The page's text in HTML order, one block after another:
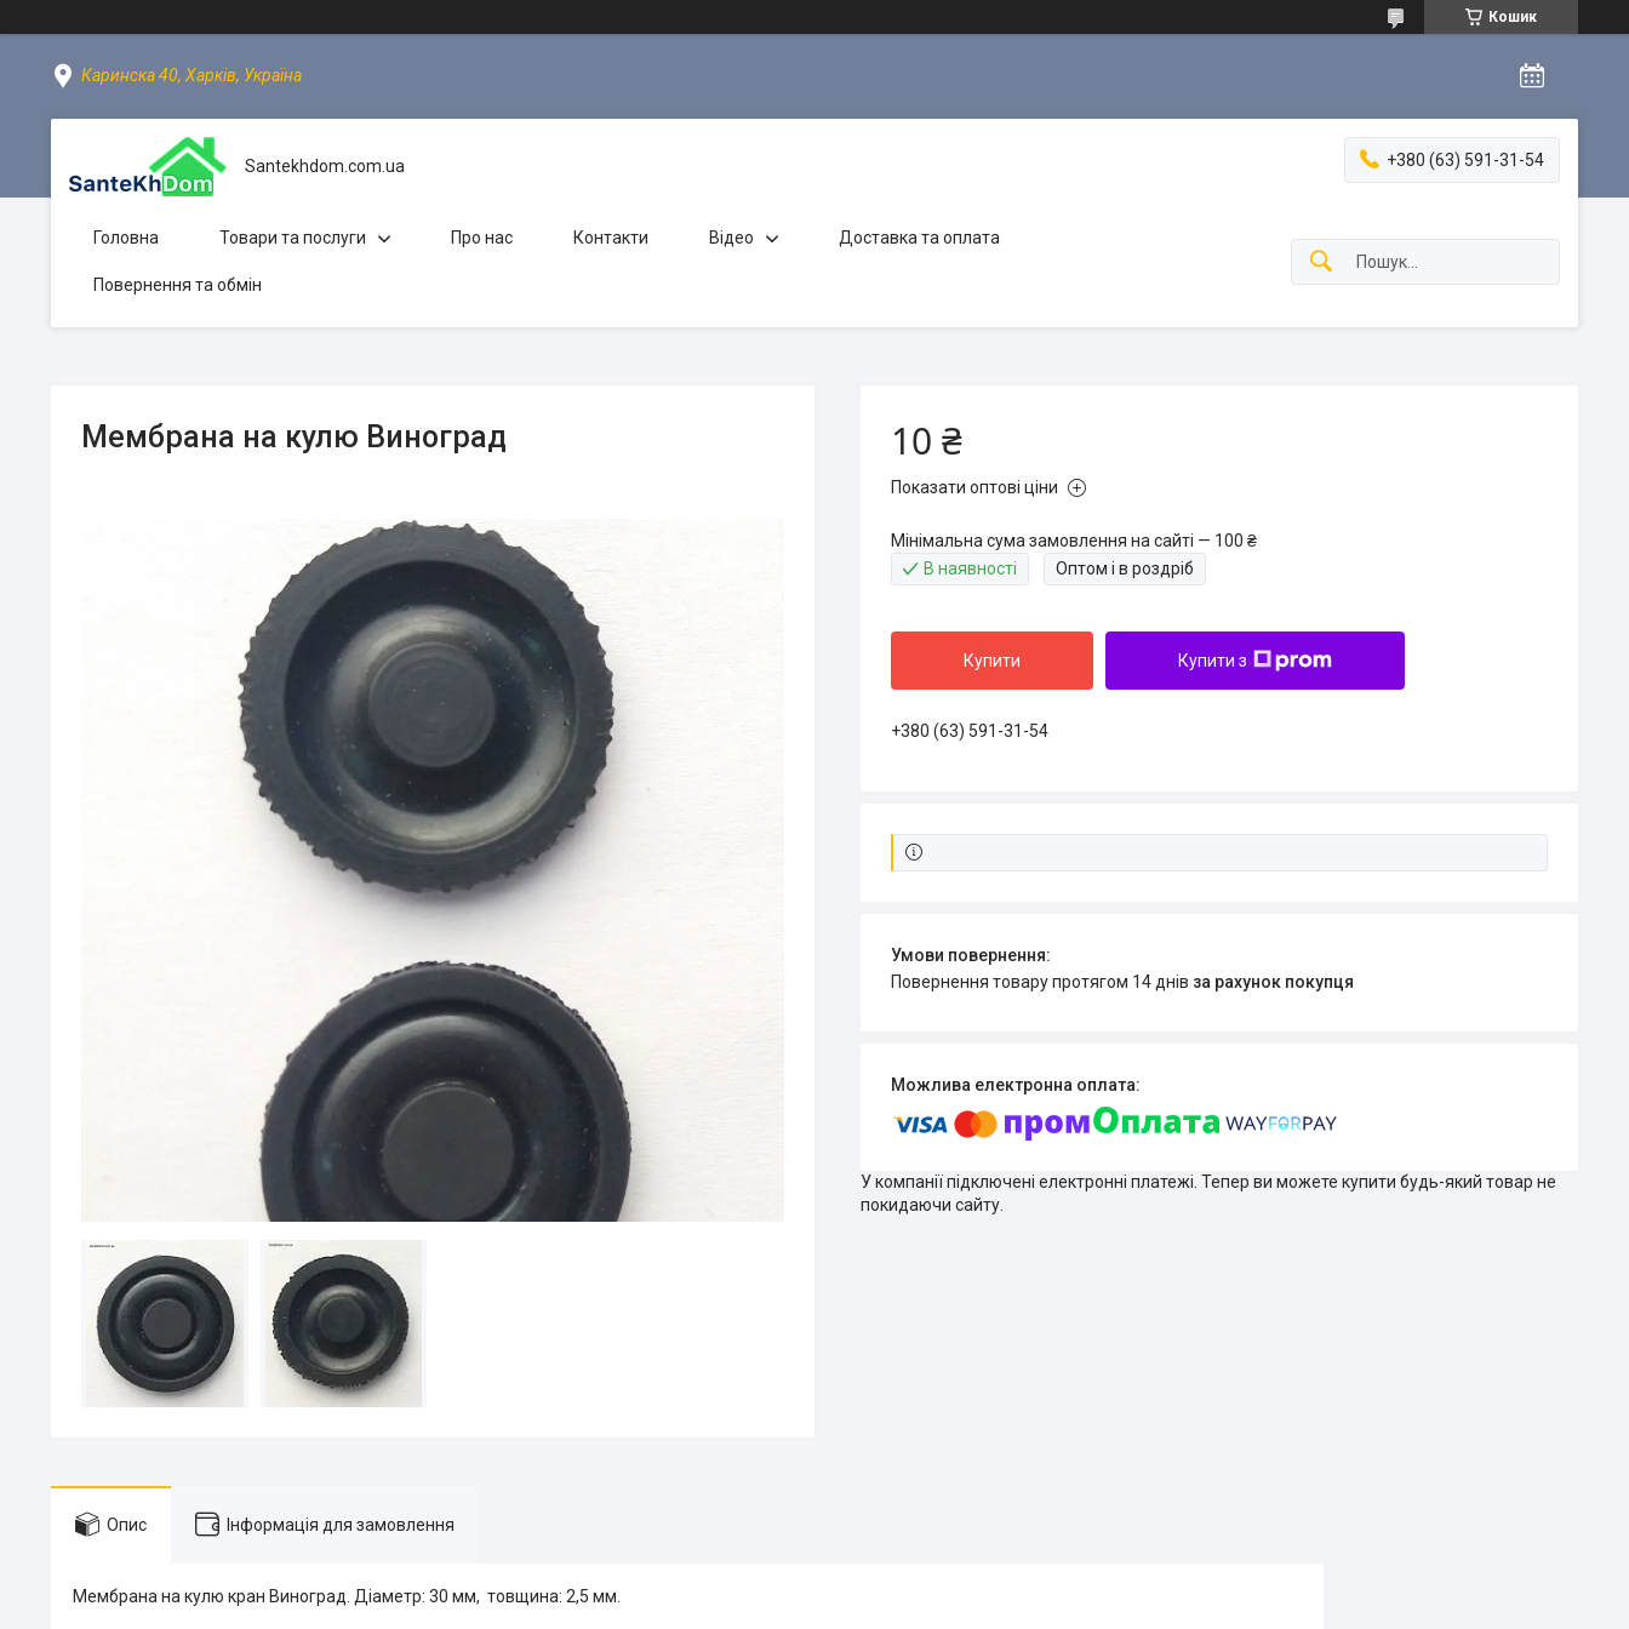
Кошик
Каринска 40, Харків, Україна
Santekhdom.com.ua +380 (63) 591-31-54
Головна Товари та послуги Про нас Контакти Відео Доставка та оплата
Повернення та обмін
Мембрана на кулю Виноград 10 ₴
Показати оптові ціни
Мінімальна сума замовлення на сайті — 100 ₴
В наявності
Оптом і в роздріб
Купити Купити з
+380 (63) 591-31-54
повернення товару протягом 14 днів за рахунок покупця
У компанії підключені електронні платежі. Тепер ви можете купити будь-який товар не
покидаючи сайту.
Опис Інформація для замовлення
Мембрана на кулю кран Виноград. Діаметр: 30 мм, товщина: 2,5 мм.